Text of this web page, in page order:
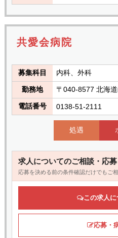
共愛会病院
募集科目 内科、外科
勤務地 〒040-8577 北海
電話番号 0138-51-2111
処遇
求人についてのご相談・応募
応募を決める前の条件確認だけでもご
この求人
応募・